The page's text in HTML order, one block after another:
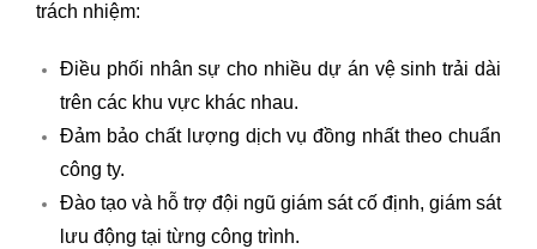
trách nhiệm:
Điều phối nhân sự cho nhiều dự án vệ sinh trải dài
trên các khu vực khác nhau.
Đảm bảo chất lượng dịch vụ đồng nhất theo chuẩn
công ty.
Đào tạo và hỗ trợ đội ngũ giám sát cố định, giám sát
lưu động tại từng công trình.